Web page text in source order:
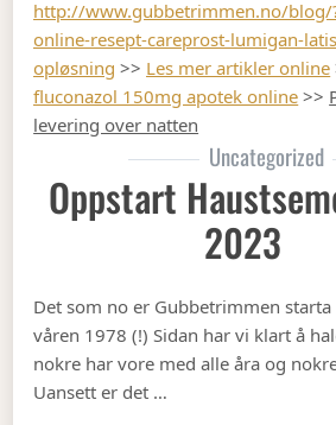
http://www.gubbetrimmen.no/blog/
online-resept-careprost-lumigan-
opløsning >> Les mer artikler online
fluconazol 150mg apotek online >>
levering over natten
Uncategorized
Oppstart
2023
Det som no er Gubbetrimmen
våren 1978 (!) Sidan har vi klart å
nokre har vore med alle åra og
Uansett er det …